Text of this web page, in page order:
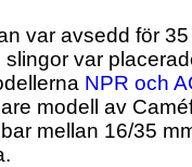
var avsedd för
slingor var
NPR och
modell av
mellan 16/35